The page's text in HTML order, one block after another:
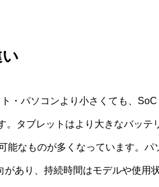
・パソコンより小さくても、
タブレットはより大きなバッテ
能なものが多くなっています。パ
あり、持続時間はモデルや使用